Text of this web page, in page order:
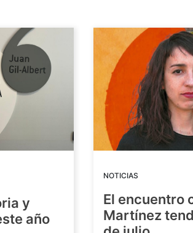
y
año
NOTICIAS
El encuentro
Martínez